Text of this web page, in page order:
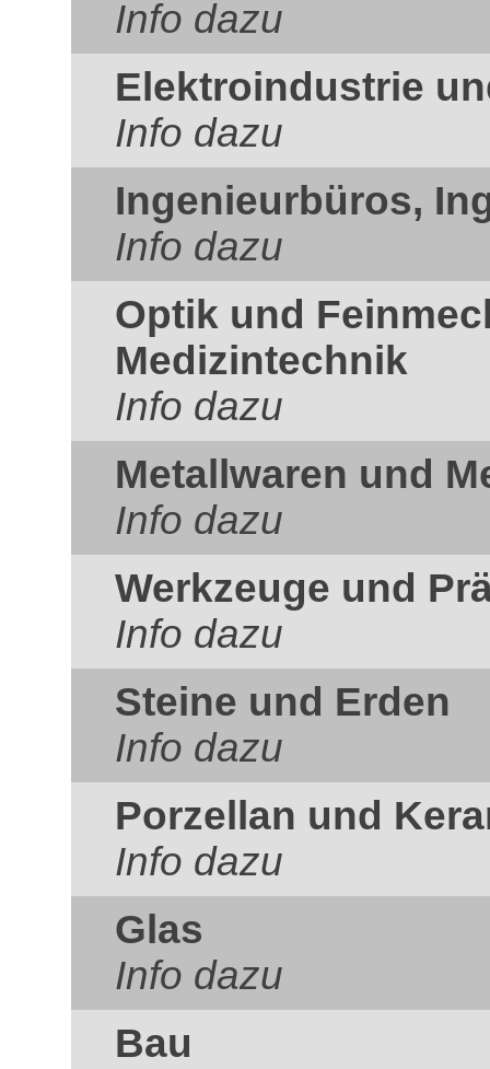
Info dazu
Elektroindustrie
Info dazu
Ingenieurbüros,
Info dazu
Optik und
Medizintechnik
Info dazu
Metallwaren und
Info dazu
Werkzeuge und
Info dazu
Steine und Erden
Info dazu
Porzellan und
Info dazu
Glas
Info dazu
Bau